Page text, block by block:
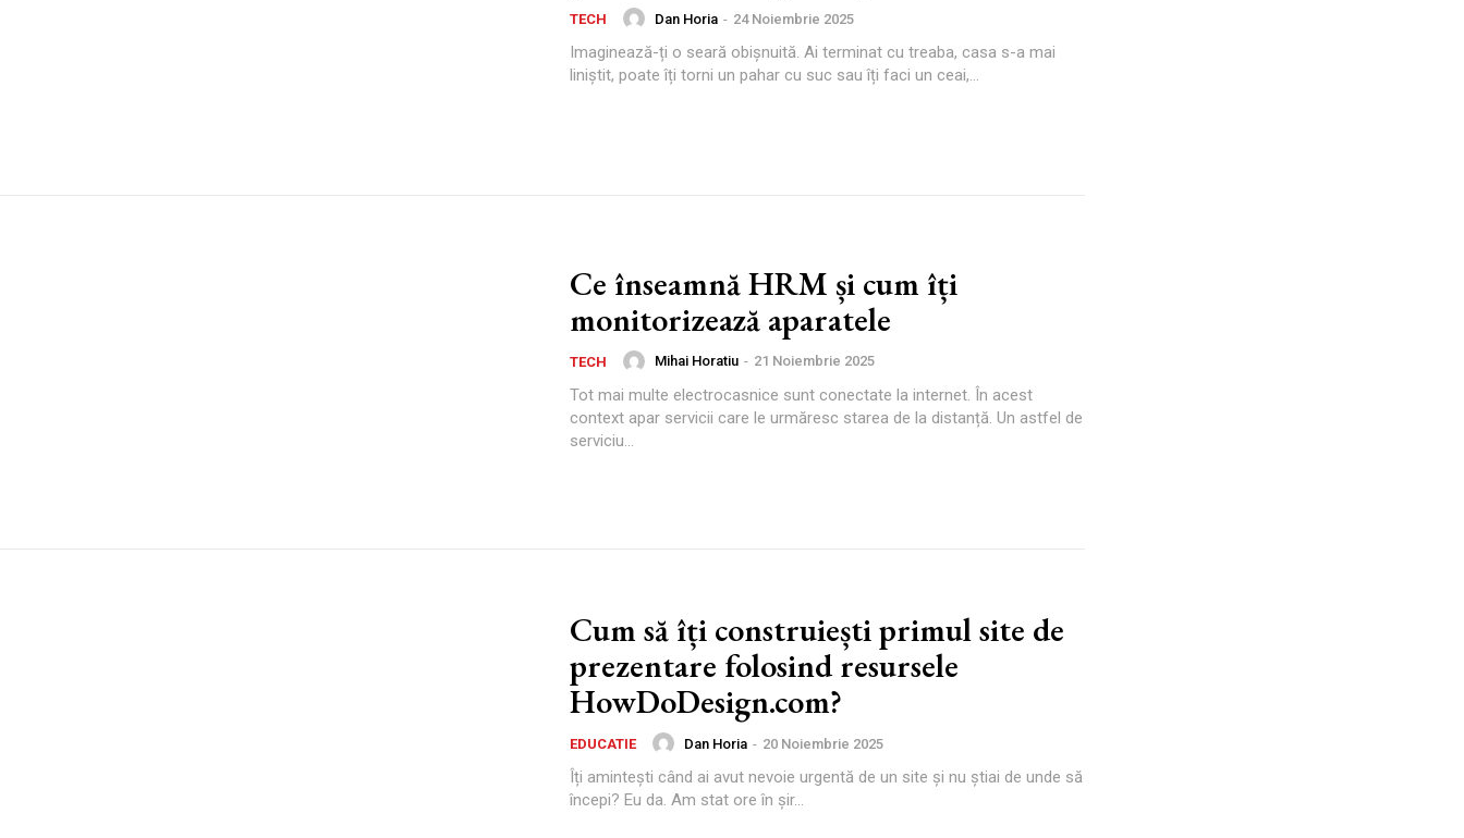
TECH Dan Horia - 24 Noiembrie 2025
Imaginează-ți o seară obișnuită. Ai terminat cu treaba, casa s-a mai
liniștit, poate îți torni un pahar cu suc sau îți faci un ceai,...
Ce înseamnă HRM și cum îți
monitorizează aparatele
TECH Mihai Horatiu - 21 Noiembrie 2025
Tot mai multe electrocasnice sunt conectate la internet. În acest
context apar servicii care le urmăresc starea de la distanță. Un astfel de
serviciu...
Cum să îți construiești primul site de
prezentare folosind resursele
HowDoDesign.com?
EDUCATIE Dan Horia - 20 Noiembrie 2025
Îți amintești când ai avut nevoie urgentă de un site și nu știai de unde să
începi? Eu da. Am stat ore în șir...